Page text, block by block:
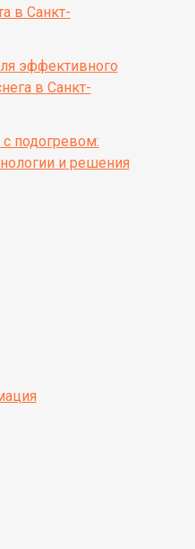
в Санкт-
эффективного
в Санкт-
с подогревом:
и решения